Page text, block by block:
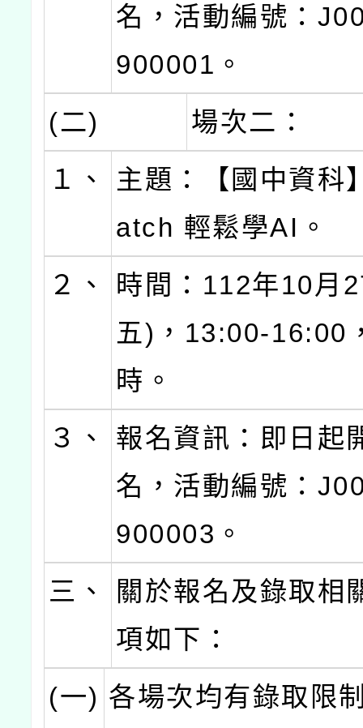
名，活動編號：
900001。
(二)
場次二：
１、
主題：【國中資科
atch 輕鬆學AI。
２、
時間：112年10月
五)，13:00-16:00
時。
３、
報名資訊：即日起
名，活動編號：
900003。
三、
關於報名及錄取相
項如下：
(一) 各場次均有錄取限